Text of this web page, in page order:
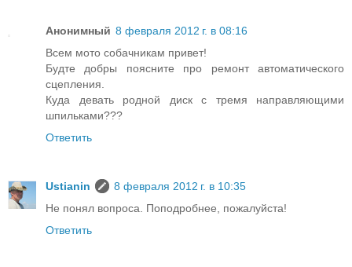
Анонимный 8 февраля 2012 г. в 08:16
Всем мото собачникам привет!
Будте добры поясните про ремонт автоматического
сцепления.
Куда девать родной диск с тремя направляющими
шпильками???
Ответить
Ustianin
8 февраля 2012 г. в 10:35
Не понял вопроса. Поподробнее, пожалуйста!
Ответить